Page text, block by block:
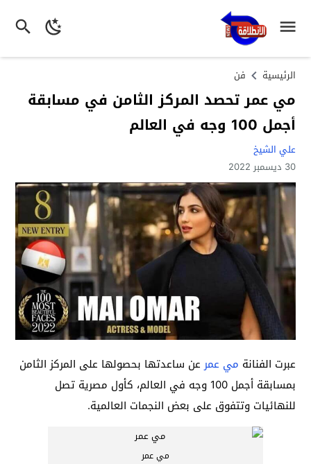
الرئيسية فن
مي عمر تحصد المركز الثامن في مسابقة
أجمل 100 وجه في العالم
علي الشيخ
30 ديسمبر 2022
عبرت الفنانة مي عمر عن ساعدتها بحصولها على المركز الثامن
بمسابقة أجمل 100 وجه في العالم، كأول مصرية تصل
للنهائيات وتتفوق على بعض النجمات العالمية.
مي عمر